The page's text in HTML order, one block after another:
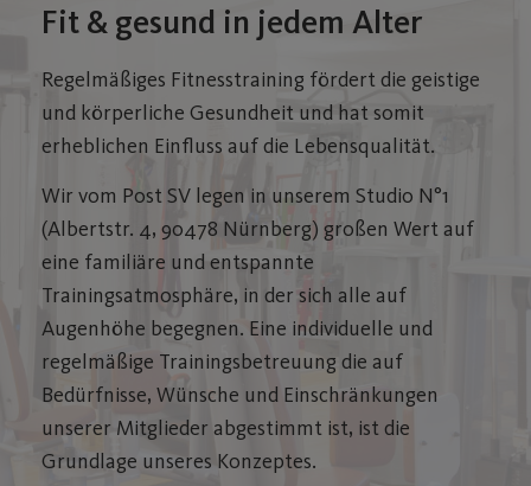
Fit & gesund in jedem Alter
Regelmäßiges Fitnesstraining fördert die geistige
und körperliche Gesundheit und hat somit
erheblichen Einfluss auf die Lebensqualität.
Wir vom Post SV legen in unserem Studio N°1
(Albertstr. 4, 90478 Nürnberg) großen Wert auf
eine familiäre und entspannte
Trainingsatmosphäre, in der sich alle auf
Augenhöhe begegnen. Eine individuelle und
regelmäßige Trainingsbetreuung die auf
Bedürfnisse, Wünsche und Einschränkungen
unserer Mitglieder abgestimmt ist, ist die
Grundlage unseres Konzeptes.